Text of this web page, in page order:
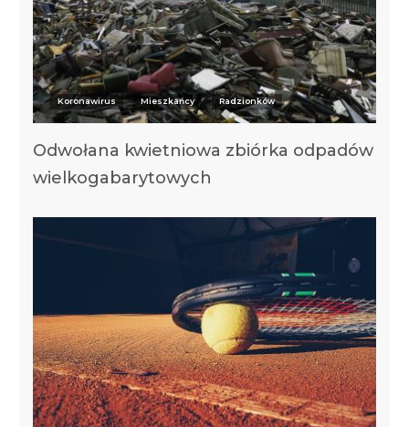
Koronawirus Mieszkańcy Radzionków
Odwołana kwietniowa zbiórka odpadów
wielkogabarytowych